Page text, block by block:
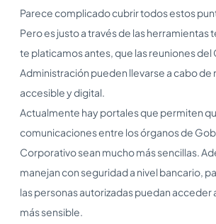
Parece complicado cubrir todos estos
Pero es justo a través de las herramientas
te platicamos antes, que las reuniones del
Administración pueden llevarse a cabo de
accesible y digital.
Actualmente hay portales que permiten
comunicaciones entre los órganos de
Corporativo sean mucho más sencillas.
manejan con seguridad a nivel bancario,
las personas autorizadas puedan acceder
más sensible.